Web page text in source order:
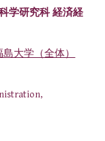
学研究科 経済経
島大学（全体）